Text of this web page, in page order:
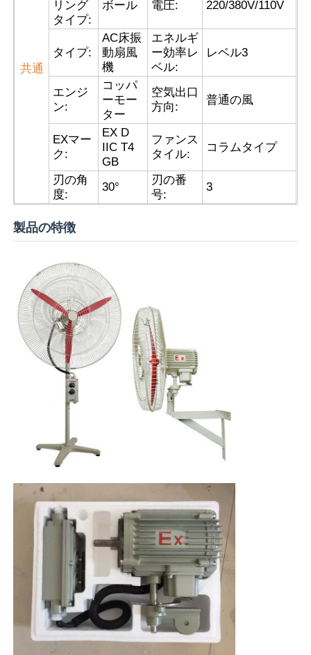
共通
リング
タイプ:
ボール 電圧: 220/380V/110V
タイプ:
AC床振
動扇風
機
エネルギ
ー効率レ
ベル:
レベル3
エンジ
ン:
コッパ
ーモー
ター
空気出口
方向:
普通の風
EXマー
ク:
EX D
IIC T4
GB
ファンス
タイル:
コラムタイプ
刃の角
度:
30°
刃の番
号:
3
製品の特徴